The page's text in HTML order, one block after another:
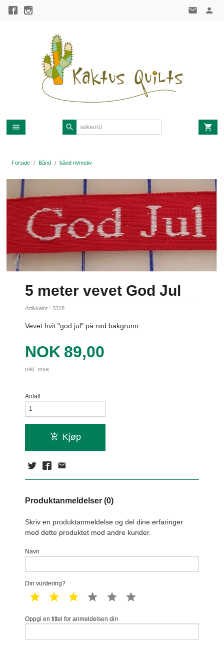
Gå
Forside Bånd bånd m/motiv
5 meter vevet God Jul
Artikkelnr.: 3328
Vevet hvit "god jul" på rød bakgrunn
Pris
NOK 89,00
inkl. mva.
Antall
Kjøp
Produktanmeldelser (0)
Skriv en produktanmeldelse og del dine erfaringer
med dette produktet med andre kunder.
Navn
Din vurdering?
1 star 2 star 3 star 4 star 5 star
Oppgi en tittel for anmeldelsen din